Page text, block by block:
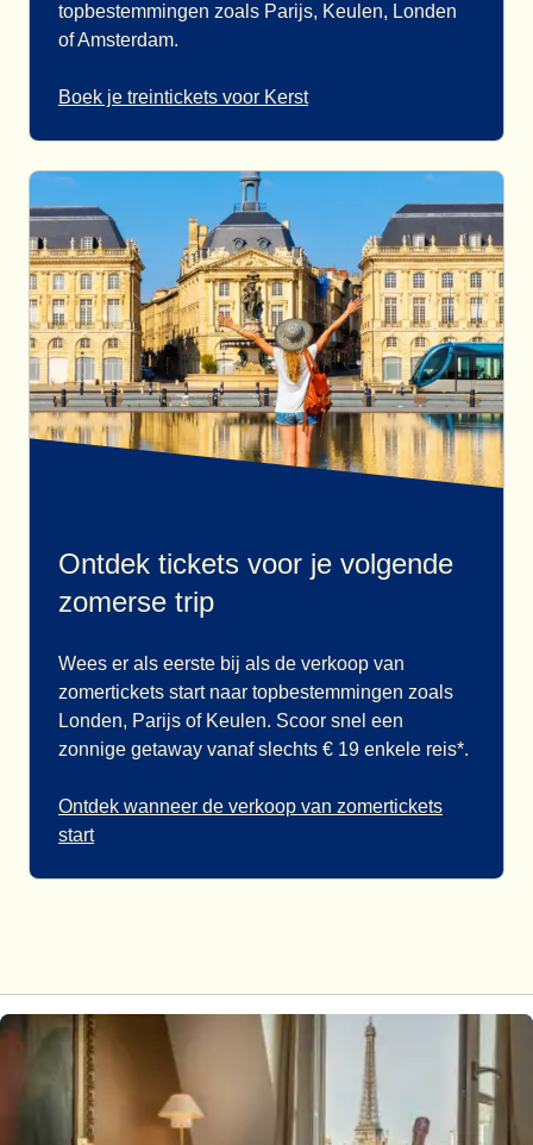
topbestemmingen zoals Parijs, Keulen, Londen
of Amsterdam.
Boek je treintickets voor Kerst
Ontdek tickets voor je volgende
zomerse trip
Wees er als eerste bij als de verkoop van
zomertickets start naar topbestemmingen zoals
Londen, Parijs of Keulen. Scoor snel een
zonnige getaway vanaf slechts € 19 enkele reis*.
Ontdek wanneer de verkoop van zomertickets
start